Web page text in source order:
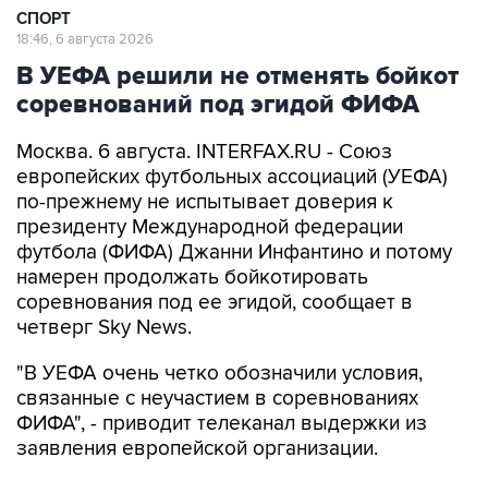
СПОРТ
18:46, 6 августа 2026
В УЕФА решили не отменять бойкот
соревнований под эгидой ФИФА
Москва. 6 августа. INTERFAX.RU - Союз
европейских футбольных ассоциаций (УЕФА)
по-прежнему не испытывает доверия к
президенту Международной федерации
футбола (ФИФА) Джанни Инфантино и потому
намерен продолжать бойкотировать
соревнования под ее эгидой, сообщает в
четверг Sky News.
"В УЕФА очень четко обозначили условия,
связанные с неучастием в соревнованиях
ФИФА", - приводит телеканал выдержки из
заявления европейской организации.